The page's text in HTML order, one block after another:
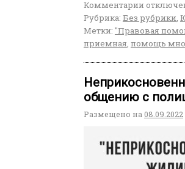
Комментарии
Рубрика: Без рубрики,
Метки: "Правовая
приемная, помощь
общению с
Размещено на 08.09.2022